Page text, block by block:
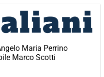
Maria Perrino
Marco Scotti